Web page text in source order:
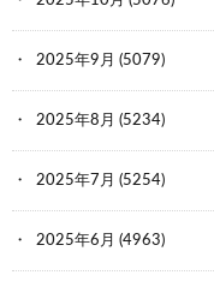
2025年9月 (5079)
2025年8月 (5234)
2025年7月 (5254)
2025年6月 (4963)